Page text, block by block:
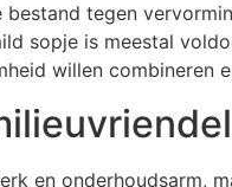
tegen
sopje is meestal
willen
en onderhoudsarm,